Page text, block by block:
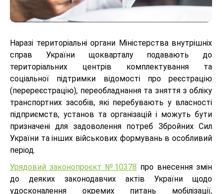
Наразі територіальні органи Міністерства внутрішніх
справ України щокварталу подавають до
територіальних центрів комплектування та
соціальної підтримки відомості про реєстрацію
(перереєстрацію), переобладнання та зняття з обліку
транспортних засобів, які перебувають у власності
підприємств, установ та організацій і можуть бути
призначені для задоволення потреб Збройних Сил
України та інших військових формувань в особливий
період.
Урядовий законопроєкт №10378 про внесення змін
до деяких законодавчих актів України щодо
удосконалення окремих питань мобілізації,